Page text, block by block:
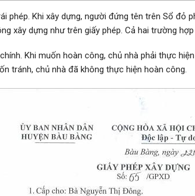
phép. Khi xây dựng, người đứng tên trên Sổ đỏ
xây dựng như trên giấy phép. Cả hai trường
Khi muốn hoàn công, chủ nhà phải thực
tránh, chủ nhà đã không thực hiện hoàn công.